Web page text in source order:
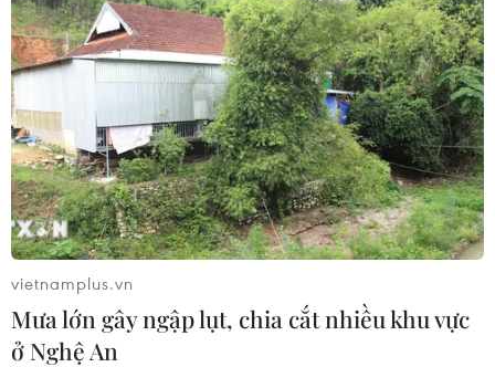
vietnamplus.vn
Mưa lớn gây ngập lụt, chia cắt nhiều khu vực
ở Nghệ An